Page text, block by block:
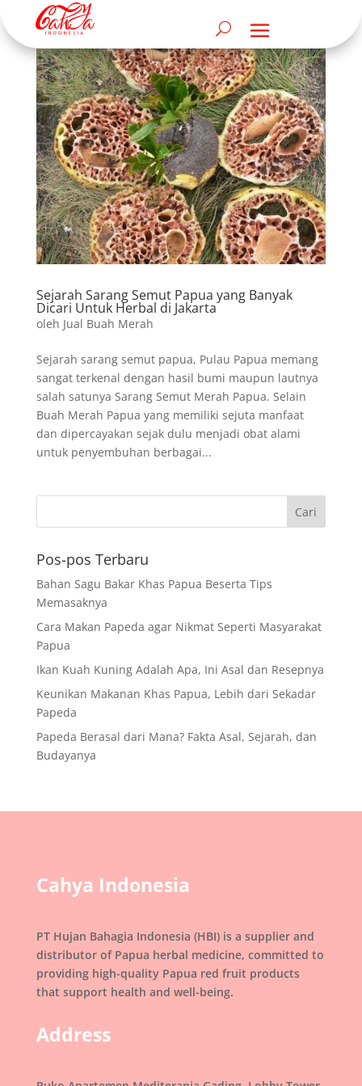
Sejarah Sarang Semut Papua yang Banyak
Dicari Untuk Herbal di Jakarta
oleh Jual Buah Merah
Sejarah sarang semut papua, Pulau Papua memang
sangat terkenal dengan hasil bumi maupun lautnya
salah satunya Sarang Semut Merah Papua. Selain
Buah Merah Papua yang memiliki sejuta manfaat
dan dipercayakan sejak dulu menjadi obat alami
untuk penyembuhan berbagai...
Pos-pos Terbaru
Bahan Sagu Bakar Khas Papua Beserta Tips
Memasaknya
Cara Makan Papeda agar Nikmat Seperti Masyarakat
Papua
Ikan Kuah Kuning Adalah Apa, Ini Asal dan Resepnya
Keunikan Makanan Khas Papua, Lebih dari Sekadar
Papeda
Papeda Berasal dari Mana? Fakta Asal, Sejarah, dan
Budayanya
Cahya Indonesia
PT Hujan Bahagia Indonesia (HBI) is a supplier and
distributor of Papua herbal medicine, committed to
providing high-quality Papua red fruit products
that support health and well-being.
Address